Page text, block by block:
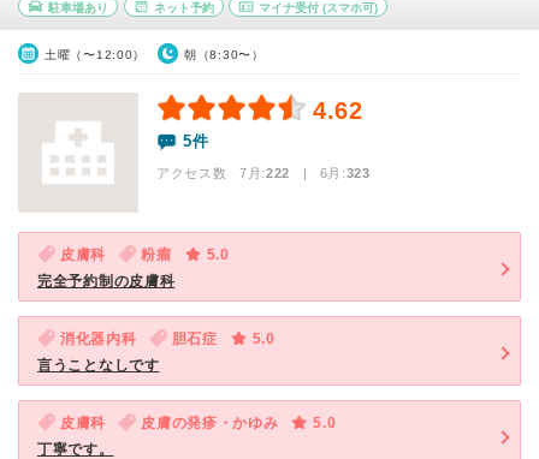
駐車場あり ネット予約 マイナ受付 (スマホ可)
土曜（〜12:00） 朝（8:30〜）
4.62
5件
アクセス数 7月:222 | 6月:323
皮膚科 粉瘤
5.0
完全予約制の皮膚科
消化器内科 胆石症
5.0
言うことなしです
皮膚科 皮膚の発疹・かゆみ
5.0
丁寧です。